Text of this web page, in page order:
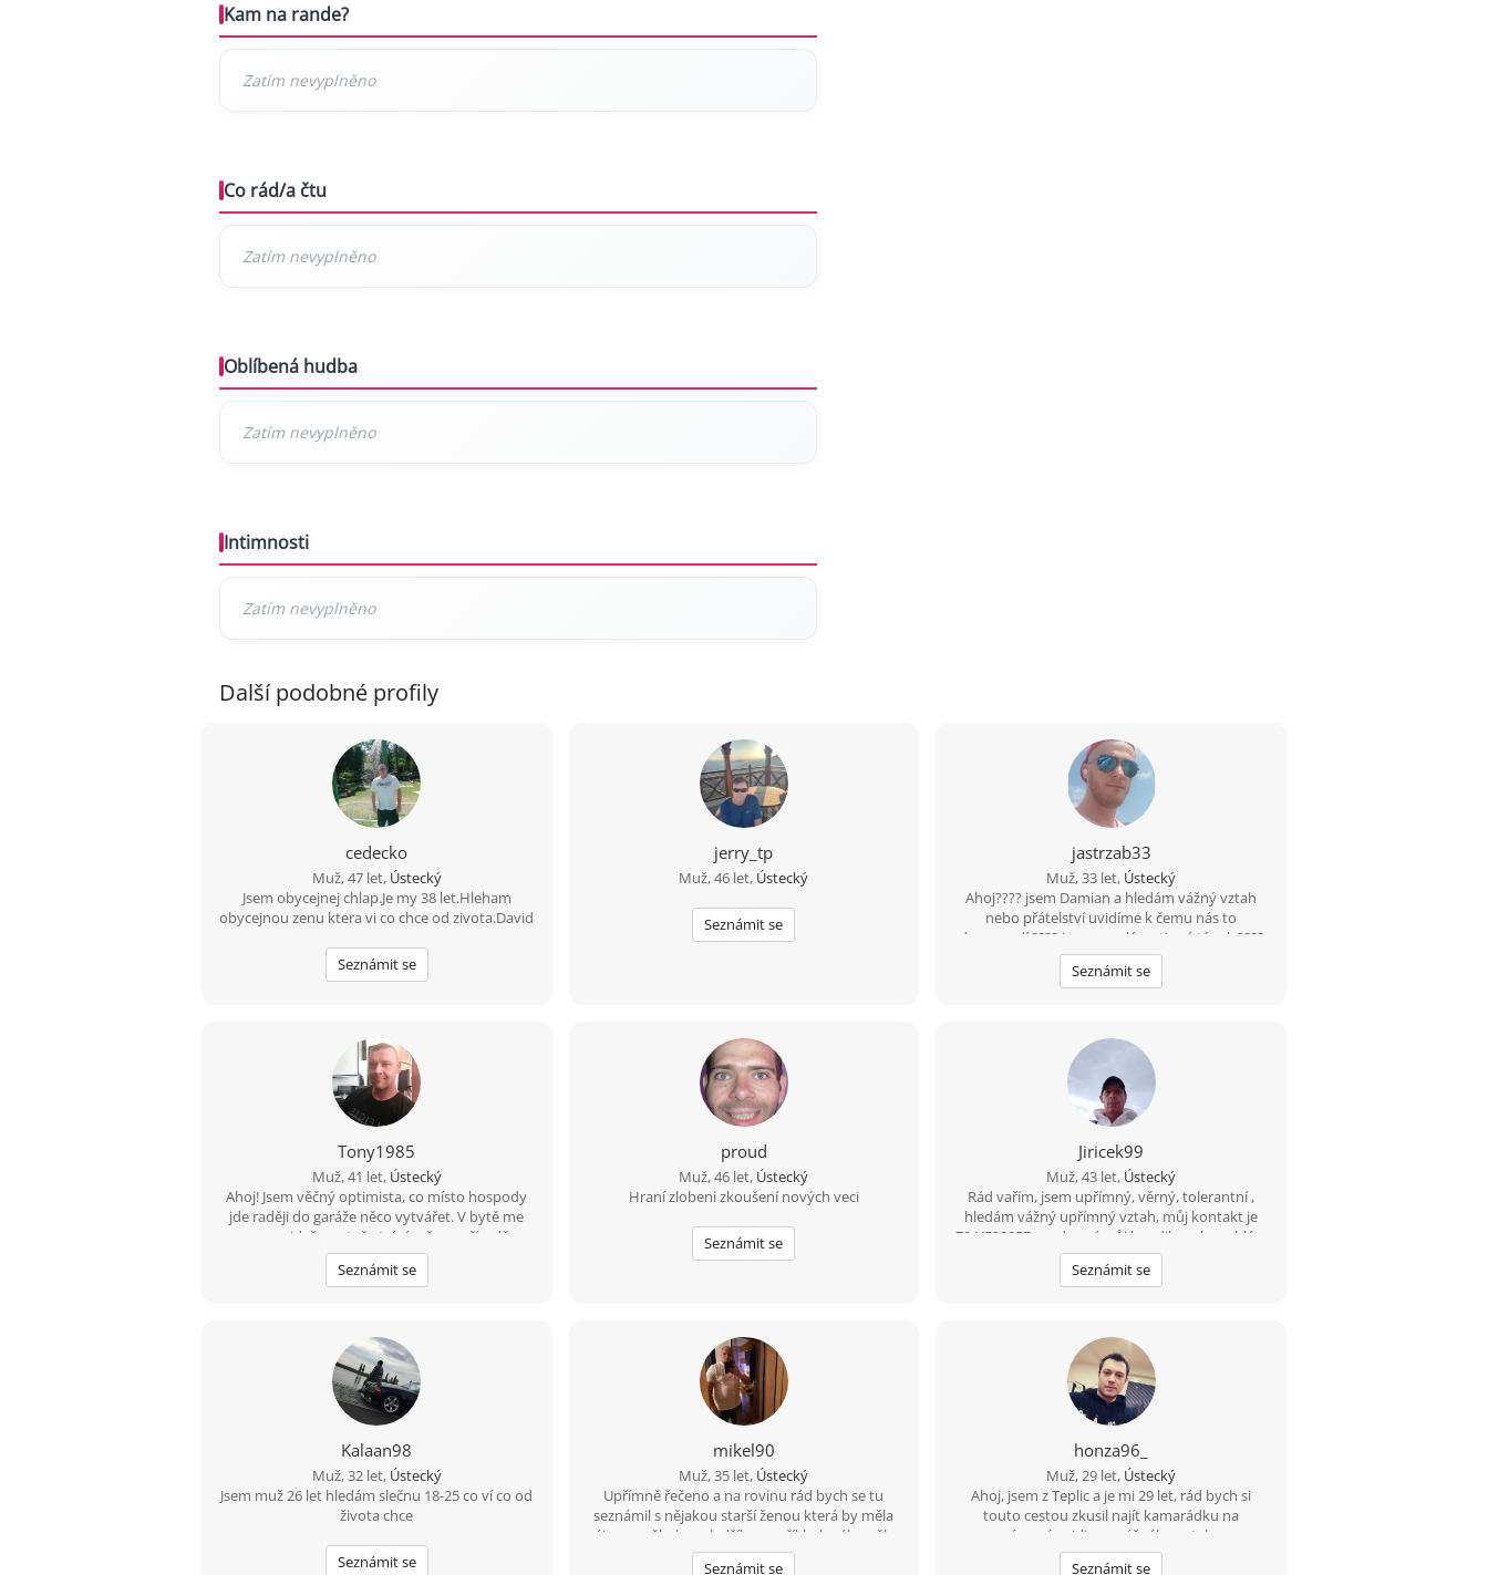
Kam na rande?
Co rád/a čtu
Oblíbená hudba
Intimnosti
Další podobné profily
cedecko
Muž, 47 let, Ústecký
Jsem obycejnej chlap.Je my 38 let.Hleham
obycejnou zenu ktera vi co chce od zivota.David
Seznámit se
jerry_tp
Muž, 46 let, Ústecký
Seznámit se
jastrzab33
Muž, 33 let, Ústecký
Ahoj???? jsem Damian a hledám vážný vztah
nebo přátelství uvidíme k čemu nás to
doprovodí ???? jsem veselý a vtipný týpek ????
občas s nutkou černého humoru ???? rád
poznám tuhle cestu nějakou zajímavou ženu
Seznámit se
Tony1985
Muž, 41 let, Ústecký
Ahoj! Jsem věčný optimista, co místo hospody
jde raději do garáže něco vytvářet. V bytě me
moc nenajdeš, protože trávím čas v přírodě na
houbách, na rybách... Hledám tu ideálně
partnerku do života, kdo ví kam nás to zavede
Seznámit se
proud
Muž, 46 let, Ústecký
Hraní zlobeni zkoušení nových veci
Seznámit se
Jiricek99
Muž, 43 let, Ústecký
Rád vařím, jsem upřímný, věrný, tolerantní ,
hledám vážný upřímný vztah, můj kontakt je
704/538857,snad není můj hendikepek problém
se znovu seznámit, rád vařím, pracují, jsem
věrný, upřímný, tolerantní, mám rád
rád když mi napíšeš
Seznámit se
Kalaan98
Muž, 32 let, Ústecký
Jsem muž 26 let hledám slečnu 18-25 co ví co od
života chce
Seznámit se
mikel90
Muž, 35 let, Ústecký
Upřímně řečeno a na rovinu rád bych se tu
seznámil s nějakou starší ženou která by měla
zájem o někoho mladšího například mého věku
a mám i rodinu děti tak by to nevadilo
Seznámit se
honza96_
Muž, 29 let, Ústecký
Ahoj, jsem z Teplic a je mi 29 let, rád bych si
touto cestou zkusil najít kamarádku na
seznámení s vidinou vážného vztahu po
nějakém čase. Živim se jako technik měření
Seznámit se